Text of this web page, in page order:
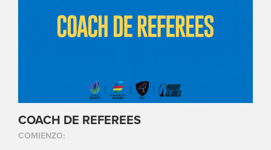
COACH DE REFEREES
COMIENZO: